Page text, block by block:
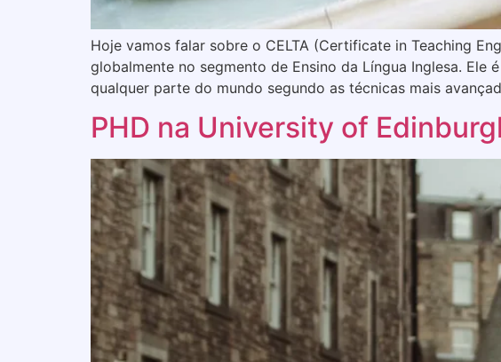
Hoje vamos falar sobre o CELTA (Certificate in Teaching
globalmente no segmento de Ensino da Língua Inglesa.
qualquer parte do mundo segundo as técnicas mais
PHD na University of